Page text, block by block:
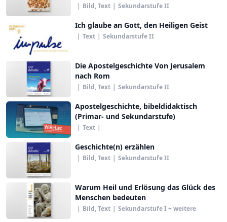
| Bild, Text | Sekundarstufe II
Ich glaube an Gott, den Heiligen Geist
| Text | Sekundarstufe II
Die Apostelgeschichte Von Jerusalem
nach Rom
| Bild, Text | Sekundarstufe II
Apostelgeschichte, bibeldidaktisch
(Primar- und Sekundarstufe)
| Text |
Geschichte(n) erzählen
| Bild, Text | Sekundarstufe II
Warum Heil und Erlösung das Glück des
Menschen bedeuten
| Bild, Text | Sekundarstufe I + weitere